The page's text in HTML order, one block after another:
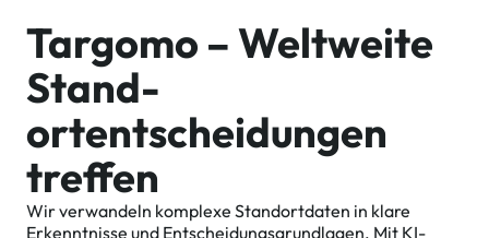
Targomo – Weltweite
Stand-
ortentscheidungen
treffen
Wir verwandeln komplexe Standortdaten in klare
Erkenntnisse und Entscheidungsgrundlagen. Mit KI-